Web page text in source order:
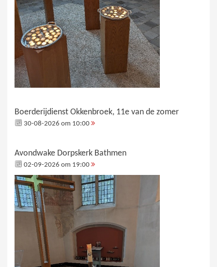
Boerderijdienst Okkenbroek, 11e van de zomer
30-08-2026 om 10:00
Avondwake Dorpskerk Bathmen
02-09-2026 om 19:00